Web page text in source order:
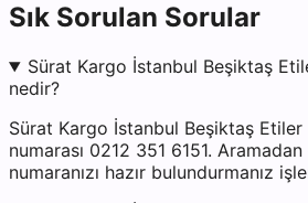
Sık Sorulan Sorular
Sürat Kargo İstanbul Beşiktaş
nedir?
Sürat Kargo İstanbul Beşiktaş
numarası 0212 351 6151.
numaranızı hazır bulundurmanız